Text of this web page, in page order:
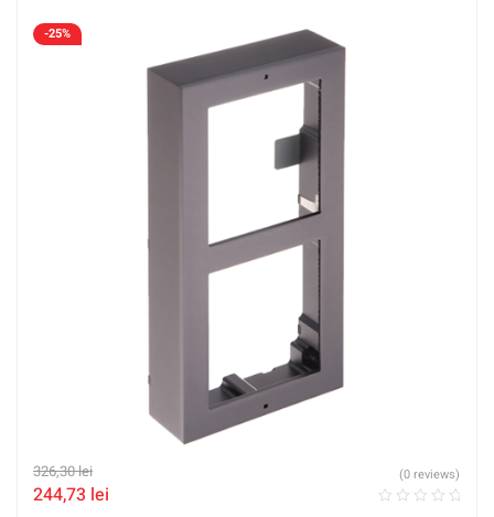
-25%
326,30lei
244,73 lei
(0 reviews)